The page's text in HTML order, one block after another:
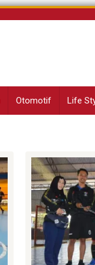
Otomotif Life